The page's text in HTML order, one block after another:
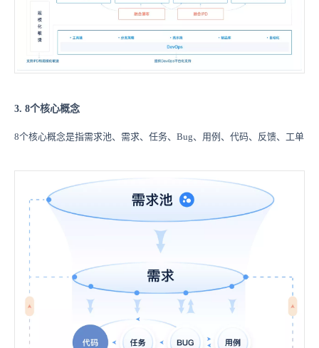
3. 8个核心概念
8个核心概念是指需求池、需求、任务、Bug、用例、代码、反馈、工单